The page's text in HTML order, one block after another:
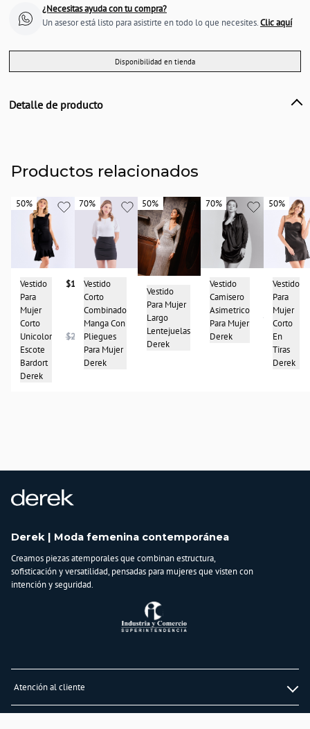
¿Necesitas ayuda con tu compra?
Un asesor está listo para asistirte en todo lo que necesites.Clic aquí
Disponibilidad en tienda
Detalle de producto
País de origen:
Importador:
BAGUER
Cuidado y Lavado
DELICADO LAVAR A MANO CUIDADOSAMENTE CON AGUA FRIA, NO SECAR
EN MAQUINA, NO RETORCER
Composición:
96%poliester-4%spandex
Productos relacionados
50%
50%
Vestido
Para
Mujer
Corto
Unicolor
Escote
Bardort
Derek
$138.950
$277.950
70%
70%
Vestido
Corto
Combinado
Manga Con
Pliegues
Para Mujer
Derek
$157.950
50%
50%
Vestido
Para Mujer
Largo
Lentejuelas
Derek
$248.975
$497.950
70%
70%
Vestido
Camisero
Asimetrico
Para Mujer
Derek
$41.950
$139.950
50%
50%
Vestido
Para
Mujer
Corto
En
Tiras
Derek
Derek | Moda femenina contemporánea
Creamos piezas atemporales que combinan estructura,
sofisticación y versatilidad, pensadas para mujeres que visten con
intención y seguridad.
Atención al cliente